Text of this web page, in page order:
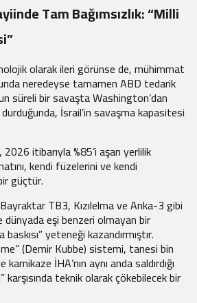
Tam Bağımsızlık: “Milli
olarak ileri görünse de, mühimmat
neredeyse tamamen ABD tedarik
süreli bir savaşta Washington’dan
İsrail’in savaşma kapasitesi
2026 itibarıyla %85’i aşan yerlilik
kendi füzelerini ve kendi
güçtür.
Bayraktar TB3, Kızılelma ve Anka-3 gibi
eşi benzeri olmayan bir
yeteneği kazandırmıştır.
(Demir Kubbe) sistemi, tanesi bin
İHA’nın aynı anda saldırdığı
karşısında teknik olarak çökebilecek bir